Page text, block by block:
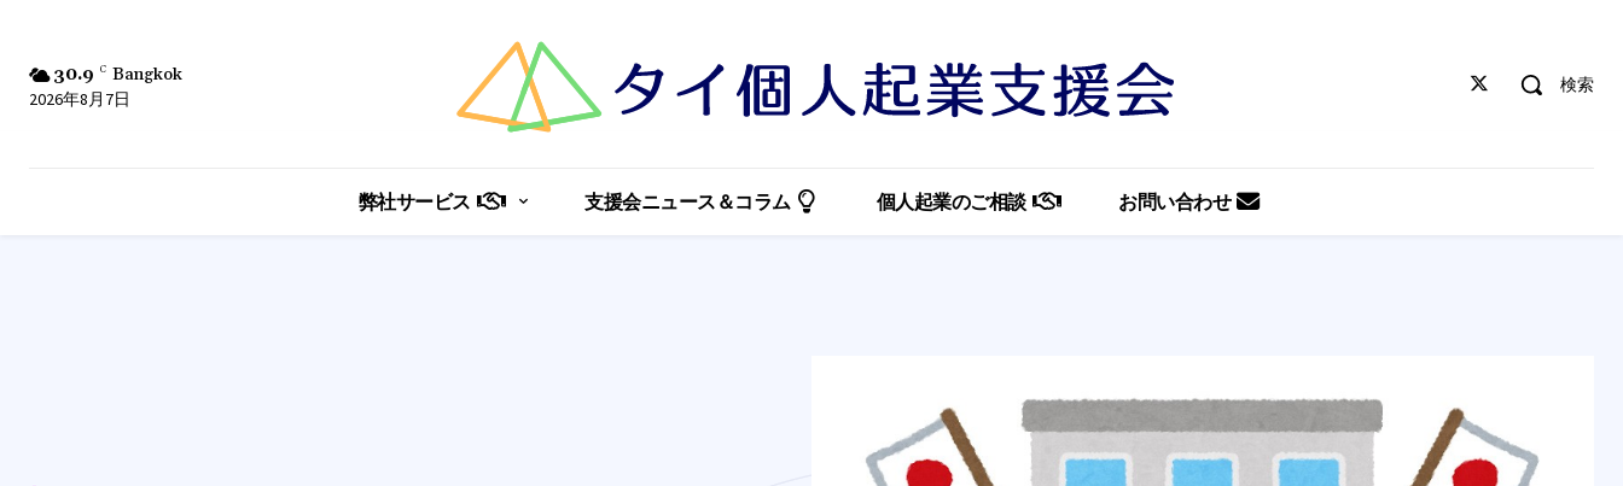
30.9 C Bangkok
2026年8月7日
検索
弊社サービス 支援会ニュース＆コラム 個人起業のご相談 お問い合わせ